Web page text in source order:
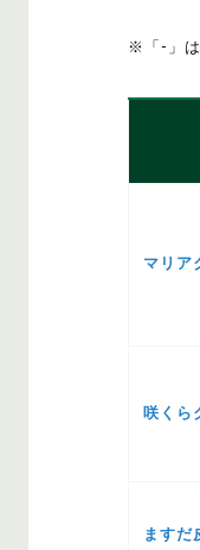
※「-」は
マリア
咲くら
ますだ